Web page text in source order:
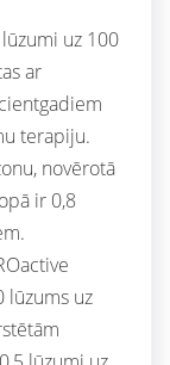
uz 100
ar
terapiju.
novērotā
ir 0,8
lūzums uz